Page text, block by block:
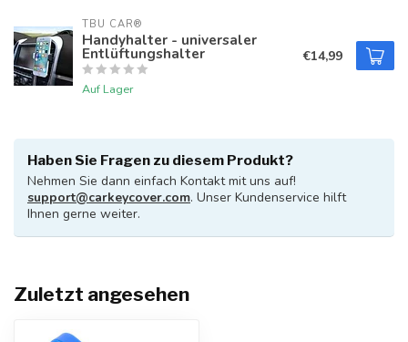
TBU CAR®
Handyhalter - universaler
Entlüftungshalter
Auf Lager
€14,99
Haben Sie Fragen zu diesem Produkt?
Nehmen Sie dann einfach Kontakt mit uns auf!
support@carkeycover.com. Unser Kundenservice hilft
Ihnen gerne weiter.
Zuletzt angesehen